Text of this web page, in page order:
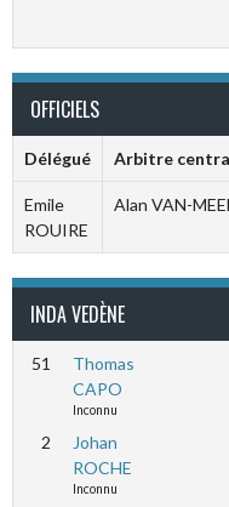
OFFICIELS
Délégué Arbitre
Emile
ROUIRE
Alan VAN-
INDA VEDÈNE
51
Thomas
CAPO
Inconnu
2
Johan
ROCHE
Inconnu